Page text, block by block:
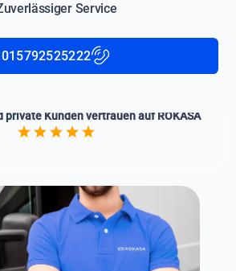
Service
015792525222
private Kunden vertrauen auf ROKASA